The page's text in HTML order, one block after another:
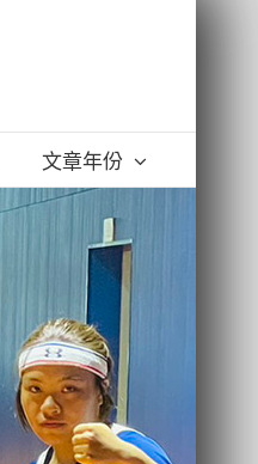
文章年份